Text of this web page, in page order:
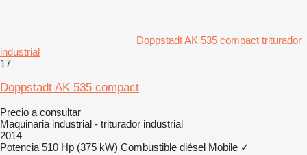
Doppstadt AK 535 compact triturador
industrial
17
Doppstadt AK 535 compact
Precio a consultar
Maquinaria industrial - triturador industrial
2014
Potencia 510 Hp (375 kW) Combustible diésel Mobile ✓